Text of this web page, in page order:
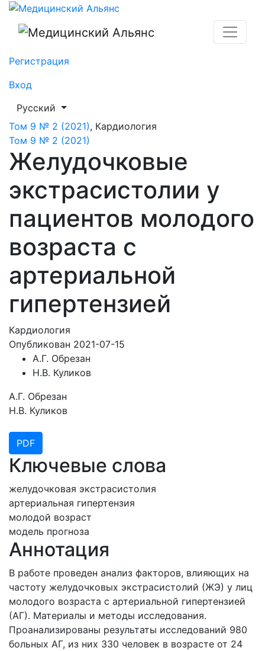
Желудочковые экстрасистолии у пациентов
Регистрация
Вход
##plugins.themes.healthSciences.language.toggle##
Русский
Том 9 № 2 (2021), Кардиология
Том 9 № 2 (2021)
Желудочковые
экстрасистолии у
пациентов молодого
возраста с
артериальной
гипертензией
Кардиология
Опубликован 2021-07-15
А.Г. Обрезан
Н.В. Куликов
А.Г. Обрезан
Н.В. Куликов
PDF
Ключевые слова
желудочковая экстрасистолия
артериальная гипертензия
молодой возраст
модель прогноза
Аннотация
В работе проведен анализ факторов, влияющих на
частоту желудочковых экстрасистолий (ЖЭ) у лиц
молодого возраста с артериальной гипертензией
(АГ). Материалы и методы исследования.
Проанализированы результаты исследований 980
больных АГ, из них 330 человек в возрасте от 24